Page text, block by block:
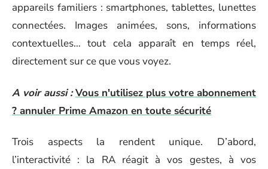
appareils familiers : smartphones, tablettes, lunettes
connectées. Images animées, sons, informations
contextuelles… tout cela apparaît en temps réel,
directement sur ce que vous voyez.
A voir aussi : Vous n'utilisez plus votre abonnement
? annuler Prime Amazon en toute sécurité
Trois aspects la rendent unique. D’abord,
l’interactivité : la RA réagit à vos gestes, à vos